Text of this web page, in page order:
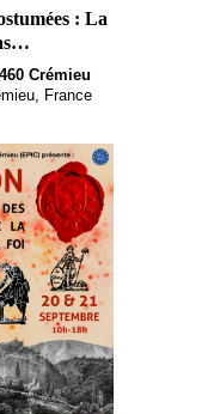
i
a
i
o
n
d
e
v
u
è
e
n
t
: La
Crémieu
France